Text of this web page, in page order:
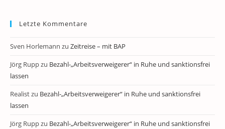
Letzte Kommentare
Sven Horlemann zu Zeitreise – mit BAP
Jörg Ruppzu Bezahl-„Arbeitsverweigerer“ in Ruhe und sanktionsfrei
lassen
Realistzu Bezahl-„Arbeitsverweigerer“ in Ruhe und sanktionsfrei
lassen
Jörg Ruppzu Bezahl-„Arbeitsverweigerer“ in Ruhe und sanktionsfrei